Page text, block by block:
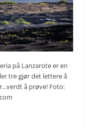
på Lanzarote er en
tre gjør det lettere å
å prøve! Foto: